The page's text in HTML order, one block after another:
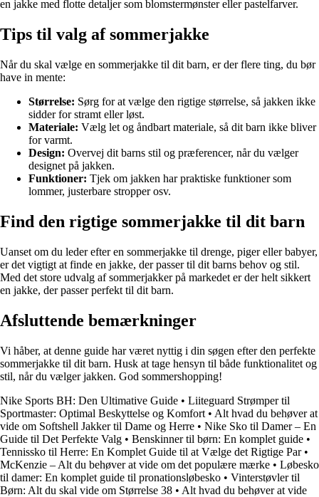
en jakke med flotte detaljer som blomstermønster eller pastelfarver.
Tips til valg af sommerjakke
Når du skal vælge en sommerjakke til dit barn, er der flere ting, du bør
have in mente:
Størrelse: Sørg for at vælge den rigtige størrelse, så jakken ikke
sidder for stramt eller løst.
Materiale: Vælg let og åndbart materiale, så dit barn ikke bliver
for varmt.
Design: Overvej dit barns stil og præferencer, når du vælger
designet på jakken.
Funktioner: Tjek om jakken har praktiske funktioner som
lommer, justerbare stropper osv.
Find den rigtige sommerjakke til dit barn
Uanset om du leder efter en sommerjakke til drenge, piger eller babyer,
er det vigtigt at finde en jakke, der passer til dit barns behov og stil.
Med det store udvalg af sommerjakker på markedet er der helt sikkert
en jakke, der passer perfekt til dit barn.
Afsluttende bemærkninger
Vi håber, at denne guide har været nyttig i din søgen efter den perfekte
sommerjakke til dit barn. Husk at tage hensyn til både funktionalitet og
stil, når du vælger jakken. God sommershopping!
Nike Sports BH: Den Ultimative Guide • Liiteguard Strømper til
Sportmaster: Optimal Beskyttelse og Komfort • Alt hvad du behøver at
vide om Softshell Jakker til Dame og Herre • Nike Sko til Damer – En
Guide til Det Perfekte Valg • Benskinner til børn: En komplet guide •
Tennissko til Herre: En Komplet Guide til at Vælge det Rigtige Par•
McKenzie – Alt du behøver at vide om det populære mærke • Løbesko
til damer: En komplet guide til pronationsløbesko • Vinterstøvler til
Børn: Alt du skal vide om Størrelse 38 • Alt hvad du behøver at vide